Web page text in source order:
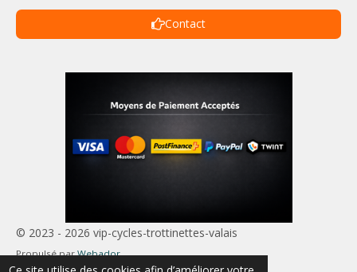
Contact
© 2023 - 2026 vip-cycles-trottinettes-valais
Propulsé parWebador